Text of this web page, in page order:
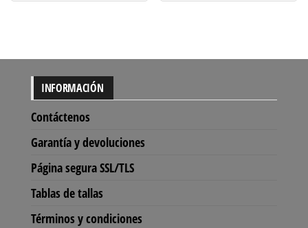
INFORMACIÓN
Contáctenos
Garantía y devoluciones
Página segura SSL/TLS
Tablas de tallas
Términos y condiciones